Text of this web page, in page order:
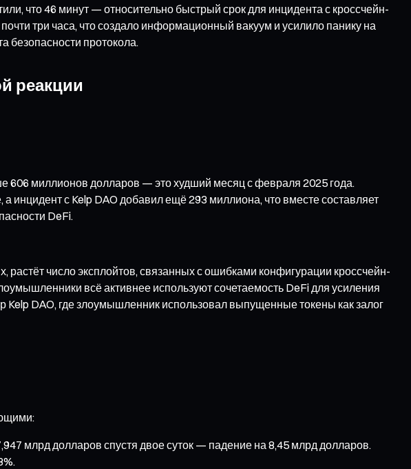
что 46 минут — относительно быстрый срок для инцидента с кроссчейн-
три часа, что создало информационный вакуум и усилило панику на
безопасности протокола.
реакции
606 миллионов долларов — это худший месяц с февраля 2025 года.
инцидент с Kelp DAO добавил ещё 293 миллиона, что вместе составляет
DeFi.
число эксплойтов, связанных с ошибками конфигурации кроссчейн-
всё активнее используют сочетаемость DeFi для усиления
DAO, где злоумышленник использовал выпущенные токены как залог
млрд долларов спустя двое суток — падение на 8,45 млрд долларов.